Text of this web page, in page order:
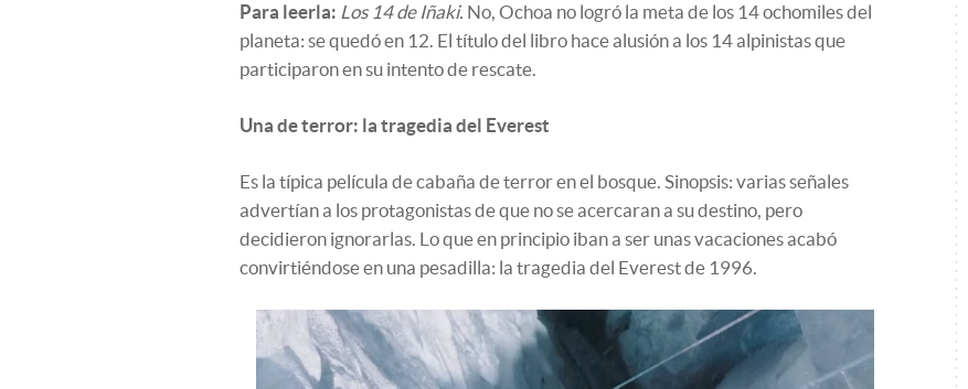
Para leerla: Los 14 de Iñaki. No, Ochoa no logró la meta de los 14 ochomiles del
planeta: se quedó en 12. El título del libro hace alusión a los 14 alpinistas que
participaron en su intento de rescate.
Una de terror: la tragedia del Everest
Es la típica película de cabaña de terror en el bosque. Sinopsis: varias señales
advertían a los protagonistas de que no se acercaran a su destino, pero
decidieron ignorarlas. Lo que en principio iban a ser unas vacaciones acabó
convirtiéndose en una pesadilla: la tragedia del Everest de 1996.